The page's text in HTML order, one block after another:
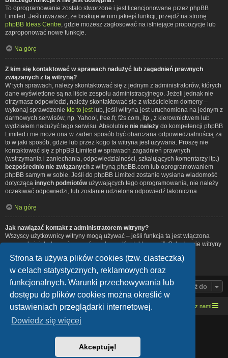
Strona ta używa plików cookies (tzw. ciasteczka)
w celach statystycznych, reklamowych oraz
funkcjonalnych. Warunki przechowywania lub
dostępu do plików cookies można określić w
ustawieniach przeglądarki internetowej.
Dowiedz się więcej
Akceptuję!
To oprogramowanie zostało stworzone i jest licencjonowane przez phpBB
Limited. Jeśli uważasz, że brakuje w nim jakiejś funkcji, przejdź na stronę
phpBB Ideas Centre , gdzie możesz zagłosować na istniejące propozycje lub
zaproponować nowe funkcje.
Na górę
Z kim się kontaktować w sprawach nadużyć lub zagadnień prawnych
związanych z tą witryną?
W tych sprawach, należy skontaktować się z jednym z administratorów, których
dane wyświetlone są na liście zespołu administracyjnego. Jeżeli jednak nie
otrzymasz odpowiedzi, należy skontaktować się z właścicielem domeny –
wykonaj sprawdzenie kto to jest lub, jeśli witryna jest uruchomiona na jednym z
darmowych serwisów, np. Yahoo!, free.fr, f2s.com, itp., z kierownictwem lub
wydziałem nadużyć tego serwisu. Absolutnie nie należy do kompetencji phpBB
Limited i nie może ona w żaden sposób być obarczana odpowiedzialnością za
to w jaki sposób, gdzie lub przez kogo ta witryna jest używana. Proszę nie
kontaktować się z phpBB Limited w sprawach zagadnień prawnych
(wstrzymania i zaniechania, odpowiedzialności, szkalujących komentarzy itp.)
bezpośrednio nie związanych z witryną phpBB.com lub oprogramowaniem
phpBB samym w sobie. Jeśli do phpBB Limited zostanie wysłana wiadomość
dotycząca innych podmiotówużywających tego oprogramowania, nie należy
oczekiwać odpowiedzi, lub zostanie udzielona odpowiedź lakoniczna.
Na górę
Jak nawiązać kontakt z administratorem witryny?
Wszyscy użytkownicy witryny mogą używać – jeśli funkcja ta jest włączona
przez administratora witryny – formularza „Kontakt z nami”. Członkowie witryny
Na górę
Przejdź do
Strona domowa Kresowe forum motocyklowe Kontakt z nami
Technologię dostarczaphpBB® Forum Software © phpBB Limited
Polski pakiet językowy dostarcza